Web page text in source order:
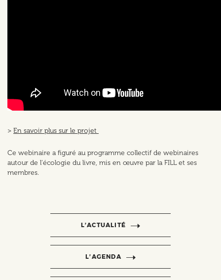
> En savoir plus sur le projet
Ce webinaire a figuré au programme collectif de webinaires
autour de l'écologie du livre, mis en œuvre par la FILL et ses
membres.
L’ACTUALITÉ
L’AGENDA